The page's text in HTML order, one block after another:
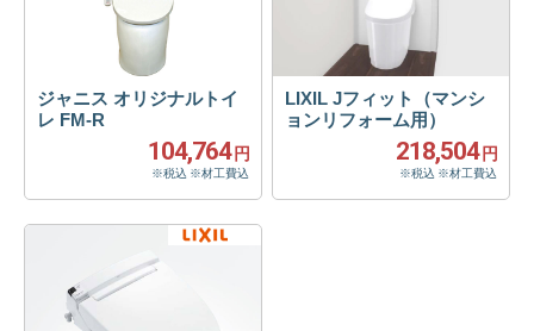
ジャニス オリジナルトイ
レ FM-R
104,764 円
※税込 ※材工費込
LIXIL Jフィット（マンシ
ョンリフォーム用）
218,504 円
※税込 ※材工費込